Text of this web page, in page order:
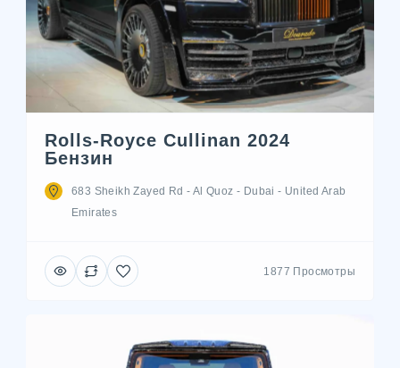
Rolls-Royce Cullinan 2024
Бензин
683 Sheikh Zayed Rd - Al Quoz - Dubai - United Arab
Emirates
1877 Просмотры